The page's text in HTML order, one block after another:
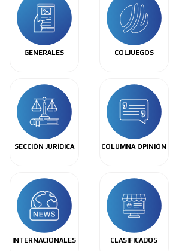
GENERALES COLJUEGOS
SECCIÓN JURÍDICA COLUMNA OPINIÓN
INTERNACIONALES CLASIFICADOS